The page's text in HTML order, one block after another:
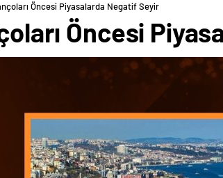
Öncesi Piyasalarda Negatif Seyir
Öncesi